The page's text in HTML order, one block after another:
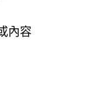
內容